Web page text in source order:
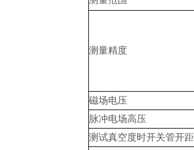
测量精度
磁场电压
脉冲电场高压
测试真空度时开关管开距